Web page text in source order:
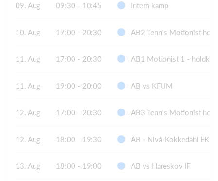
09. Aug 09:30 - 10:45 Intern kamp
10. Aug 17:00 - 20:30 AB2 Tennis Motionist
11. Aug 17:00 - 20:30 AB1 Motionist 1 -
11. Aug 19:00 - 20:00 AB vs KFUM
12. Aug 17:00 - 20:30 AB3 Tennis Motionist
12. Aug 18:00 - 19:30 AB - Nivå-Kokkedahl FK
13. Aug 18:00 - 19:00 AB vs Hareskov IF